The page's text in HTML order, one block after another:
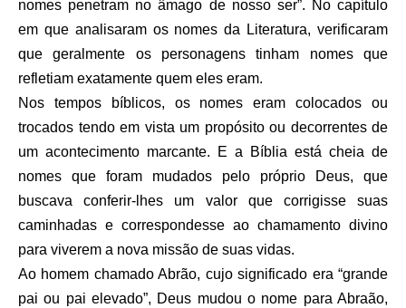
nomes penetram no âmago de nosso ser”. No capítulo
em que analisaram os nomes da Literatura, verificaram
que geralmente os personagens tinham nomes que
refletiam exatamente quem eles eram.
Nos tempos bíblicos, os nomes eram colocados ou
trocados tendo em vista um propósito ou decorrentes de
um acontecimento marcante. E a Bíblia está cheia de
nomes que foram mudados pelo próprio Deus, que
buscava conferir-lhes um valor que corrigisse suas
caminhadas e correspondesse ao chamamento divino
para viverem a nova missão de suas vidas.
Ao homem chamado Abrão, cujo significado era “grande
pai ou pai elevado”, Deus mudou o nome para Abraão,